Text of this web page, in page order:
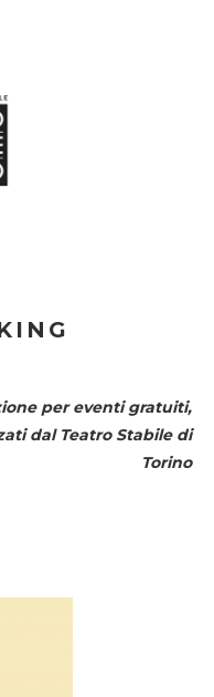
per eventi gratuiti,
dal Teatro Stabile di
Torino